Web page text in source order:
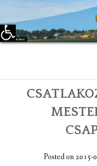
Eszköztár megnyitása
KEZDŐLAP
Posted on2015-